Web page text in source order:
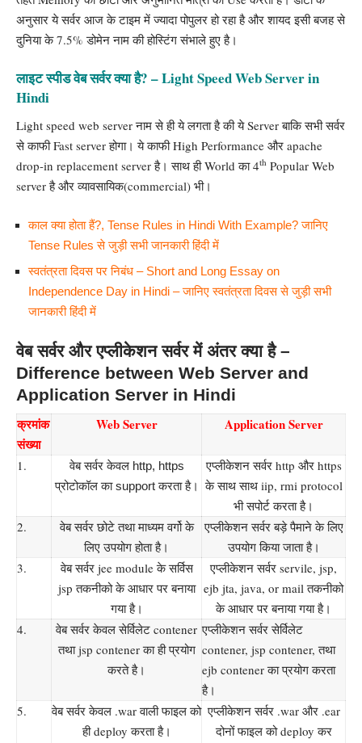
अनुसार ये सर्वर आज के टाइम में ज्यादा पोपुलर हो रहा है और शायद इसी बजह से
दुनिया के 7.5% डोमेन नाम की होस्टिंग संभाले हुए है।
लाइट स्पीड वेब सर्वर क्या है? – Light Speed Web Server in
Hindi
Light speed web server नाम से ही ये लगता है की ये Server बाकि सभी सर्वर
से काफी Fast server होगा। ये काफी High Performance और apache
drop-in replacement server है। साथ ही World का 4th Popular Web
server है और व्यावसायिक(commercial) भी।
काल क्या होता हैं?, Tense Rules in Hindi With Example? जानिए
Tense Rules से जुड़ी सभी जानकारी हिंदी में
स्वतंत्रता दिवस पर निबंध – Short and Long Essay on
Independence Day in Hindi – जानिए स्वतंत्रता दिवस से जुड़ी सभी
जानकारी हिंदी में
वेब सर्वर और एप्लीकेशन सर्वर में अंतर क्या है –
Difference between Web Server and
Application Server in Hindi
क्रमांक
संख्या
Web Server Application Server
1.
वेब सर्वर केवल http, https
प्रोटोकॉल का support करता है।
एप्लीकेशन सर्वर http और https
के साथ साथ iip, rmi protocol
भी सपोर्ट करता है।
2.
वेब सर्वर छोटे तथा माध्यम वर्गो के
लिए उपयोग होता है।
एप्लीकेशन सर्वर बड़े पैमाने के लिए
उपयोग किया जाता है।
3.
वेब सर्वर jee module के सर्विस
jsp तकनीको के आधार पर बनाया
गया है।
एप्लीकेशन सर्वर servile, jsp,
ejb jta, java, or mail तकनीको
के आधार पर बनाया गया है।
4.
वेब सर्वर केवल सेर्विलेट contener
तथा jsp contener का ही प्रयोग
करते है।
एप्लीकेशन सर्वर सेर्विलेट
contener, jsp contener, तथा
ejb contener का प्रयोग करता
है।
5.
वेब सर्वर केवल .war वाली फाइल को
ही deploy करता है।
एप्लीकेशन सर्वर .war और .ear
दोनों फाइल को deploy कर